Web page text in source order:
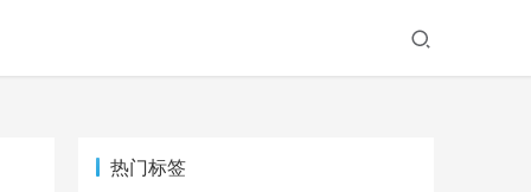
热门标签